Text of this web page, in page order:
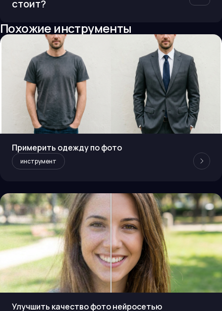
стоит?
Похожие инструменты
Примерить одежду по фото
инструмент
Улучшить качество фото нейросетью